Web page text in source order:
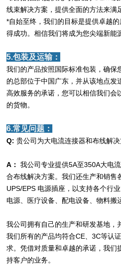
线束解决方案，提供全面的方法来满
*自始至终，我们的目标是提供卓越
得成功。相信我们将成为您尖端新能
5.包装及运输：
我们的产品按照国际标准包装，确保
的总部位于中国广东，并从该地点发
高效服务的承诺，您可以相信我们会
的货物。
6.常见问题：
Q: 贵公司为大电流连接器和布线解
A：我公司专业提供5A至350A大电
合布线解决方案。我们还生产和销售
UPS/EPS 电源插座，以支持各个行
电源、医疗设备、配电设备、物料搬
我公司拥有自己的生产和研发基地，
我们所有的产品均符合CE、3C等认
求。凭借对质量和卓越的承诺，我们
持客户的业务。